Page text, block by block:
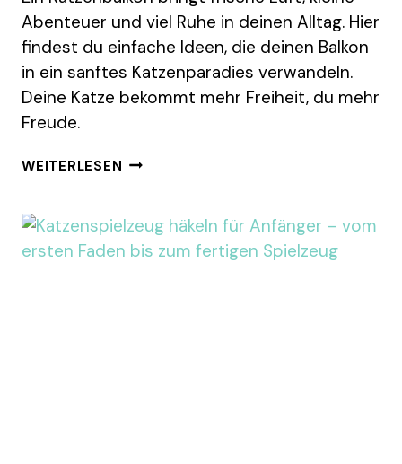
Abenteuer und viel Ruhe in deinen Alltag. Hier
findest du einfache Ideen, die deinen Balkon
in ein sanftes Katzenparadies verwandeln.
Deine Katze bekommt mehr Freiheit, du mehr
Freude.
WEITERLESEN 12
FÜR
EIN
SICHERES